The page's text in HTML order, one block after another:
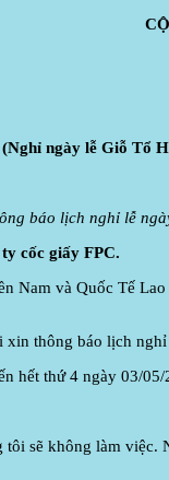
(Nghỉ ngày lễ Giỗ Tổ
báo lịch nghỉ lễ
cốc giấy FPC.
Nam và Quốc Tế
thông báo lịch nghỉ
hết thứ 4 ngày 03/05/
sẽ không làm